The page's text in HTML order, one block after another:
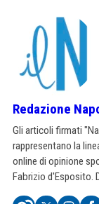
Redazione
Gli articoli firmati
rappresentano la
online di opinione
Fabrizio d'Esposito.